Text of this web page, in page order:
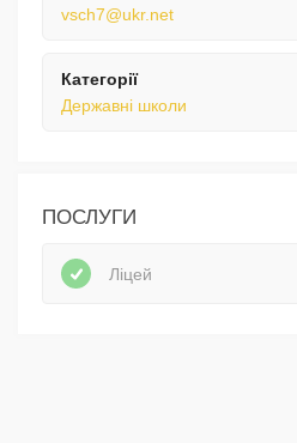
vsch7@ukr.net
Категорії
Державні школи
ПОСЛУГИ
Ліцей